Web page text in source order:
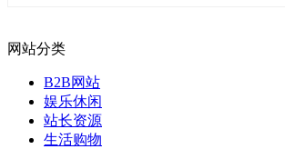
网站分类
B2B网站
娱乐休闲
站长资源
生活购物